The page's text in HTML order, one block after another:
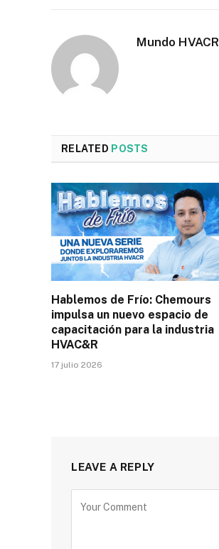
Mundo HVACR
RELATED POSTS
Hablemos de Frío: Chemours
impulsa un nuevo espacio de
capacitación para la industria
HVAC&R
17 julio 2026
LEAVE A REPLY